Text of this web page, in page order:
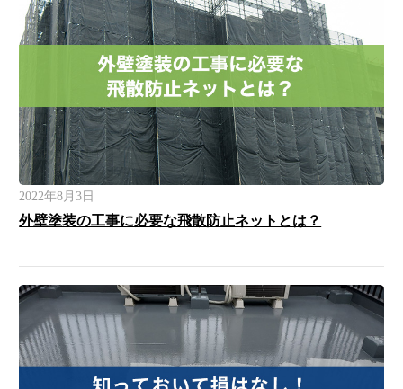
2022年8月3日
外壁塗装の工事に必要な飛散防止ネットとは？